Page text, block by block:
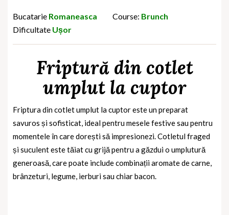
Bucatarie Romaneasca Course: Brunch
Dificultate Ușor
Friptură din cotlet
umplut la cuptor
Friptura din cotlet umplut la cuptor este un preparat
savuros și sofisticat, ideal pentru mesele festive sau pentru
momentele în care dorești să impresionezi. Cotletul fraged
și suculent este tăiat cu grijă pentru a găzdui o umplutură
generoasă, care poate include combinații aromate de carne,
brânzeturi, legume, ierburi sau chiar bacon.